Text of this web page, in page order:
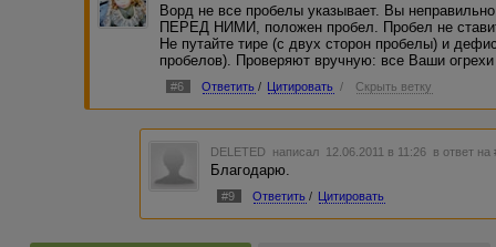
Ворд не все пробелы указывает. Вы
ПЕРЕД НИМИ, положен пробел. Пробел не
Не путайте тире (с двух сторон пробелы) и
пробелов). Проверяют вручную: все Ваши
#6 Ответить / Цитировать / Скрыть ветку
DELETED написал 12.06.2011 в 11:26 в ответ на
Благодарю.
#9 Ответить / Цитировать